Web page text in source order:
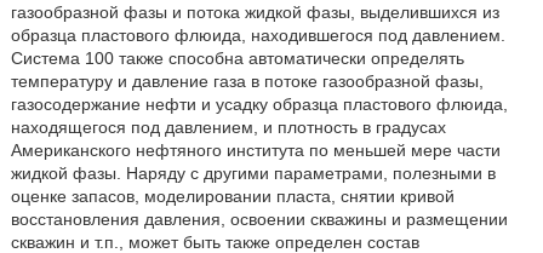
газообразной фазы и потока жидкой фазы, выделившихся из
образца пластового флюида, находившегося под давлением.
Система 100 также способна автоматически определять
температуру и давление газа в потоке газообразной фазы,
газосодержание нефти и усадку образца пластового флюида,
находящегося под давлением, и плотность в градусах
Американского нефтяного института по меньшей мере части
жидкой фазы. Наряду с другими параметрами, полезными в
оценке запасов, моделировании пласта, снятии кривой
восстановления давления, освоении скважины и размещении
скважин и т.п., может быть также определен состав